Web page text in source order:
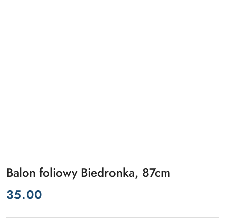
Balon foliowy Biedronka, 87cm
cena:
35.00